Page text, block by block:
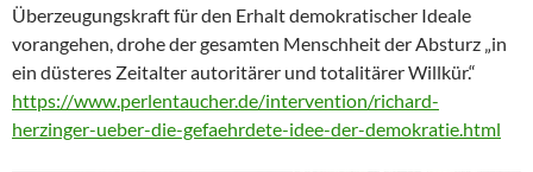
Überzeugungskraft für den Erhalt demokratischer Ideale
vorangehen, drohe der gesamten Menschheit der Absturz „in
ein düsteres Zeitalter autoritärer und totalitärer Willkür.“
https://www.perlentaucher.de/intervention/richard-
herzinger-ueber-die-gefaehrdete-idee-der-demokratie.html